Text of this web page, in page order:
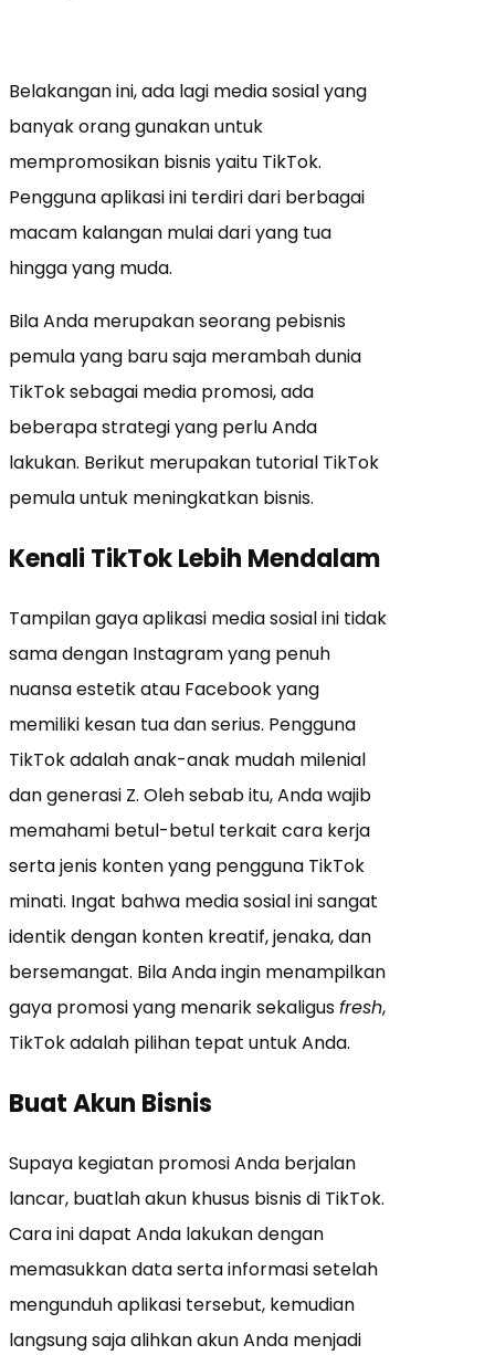
Belakangan ini, ada lagi media sosial yang
banyak orang gunakan untuk
mempromosikan bisnis yaitu TikTok.
Pengguna aplikasi ini terdiri dari berbagai
macam kalangan mulai dari yang tua
hingga yang muda.
Bila Anda merupakan seorang pebisnis
pemula yang baru saja merambah dunia
TikTok sebagai media promosi, ada
beberapa strategi yang perlu Anda
lakukan. Berikut merupakan tutorial TikTok
pemula untuk meningkatkan bisnis.
Kenali TikTok Lebih Mendalam
Tampilan gaya aplikasi media sosial ini tidak
sama dengan Instagram yang penuh
nuansa estetik atau Facebook yang
memiliki kesan tua dan serius. Pengguna
TikTok adalah anak-anak mudah milenial
dan generasi Z. Oleh sebab itu, Anda wajib
memahami betul-betul terkait cara kerja
serta jenis konten yang pengguna TikTok
minati. Ingat bahwa media sosial ini sangat
identik dengan konten kreatif, jenaka, dan
bersemangat. Bila Anda ingin menampilkan
gaya promosi yang menarik sekaligusfresh,
TikTok adalah pilihan tepat untuk Anda.
Buat Akun Bisnis
Supaya kegiatan promosi Anda berjalan
lancar, buatlah akun khusus bisnis di TikTok.
Cara ini dapat Anda lakukan dengan
memasukkan data serta informasi setelah
mengunduh aplikasi tersebut, kemudian
langsung saja alihkan akun Anda menjadi